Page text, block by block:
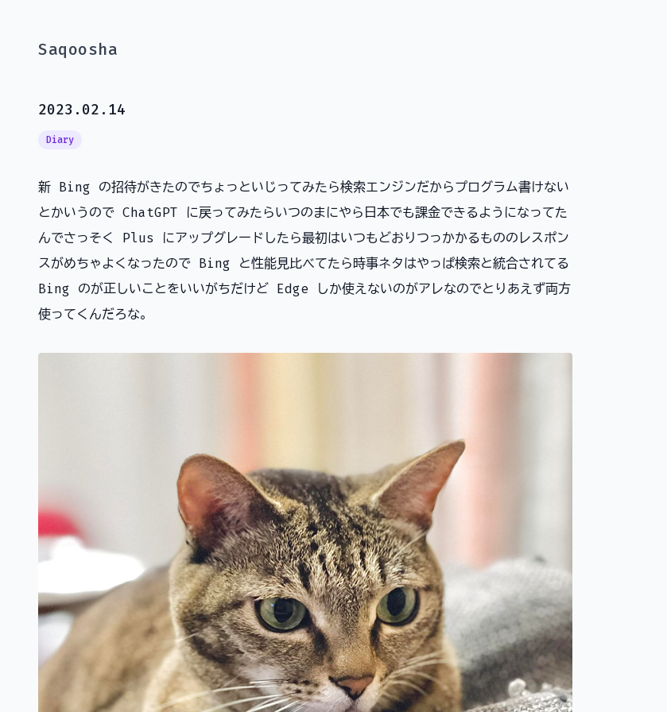
Saqoosha
2023.02.14
Diary
新 Bing の招待がきたのでちょっといじってみたら検索エンジンだからプログラム書けない
とかいうので ChatGPT に戻ってみたらいつのまにやら日本でも課金できるようになってた
んでさっそく Plus にアップグレードしたら最初はいつもどおりつっかかるもののレスポン
スがめちゃよくなったので Bing と性能見比べてたら時事ネタはやっぱ検索と統合されてる
Bing のが正しいことをいいがちだけど Edge しか使えないのがアレなのでとりあえず両方
使ってくんだろな。